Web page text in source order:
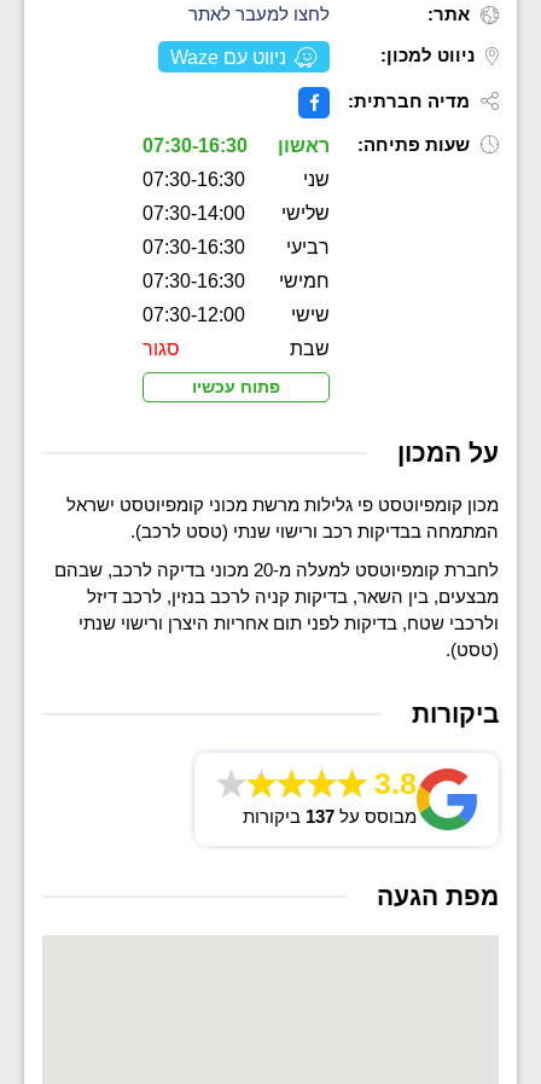
אתר:
לחצו למעבר לאתר
ניווט למכון:
ניווט עם Waze
מדיה חברתית:
שעות פתיחה: ראשון
07:30-16:30
שני
07:30-16:30
שלישי
07:30-14:00
רביעי
07:30-16:30
חמישי
07:30-16:30
שישי
07:30-12:00
שבת
סגור
פתוח עכשיו
על המכון
מכון קומפיוטסט פי גלילות מרשת מכוני קומפיוטסט ישראל
המתמחה בבדיקות רכב ורישוי שנתי (טסט לרכב).
לחברת קומפיוטסט למעלה מ-20 מכוני בדיקה לרכב, שבהם
מבצעים, בין השאר, בדיקות קניה לרכב בנזין, לרכב דיזל
ולרכבי שטח, בדיקות לפני תום אחריות היצרן ורישוי שנתי
(טסט).
ביקורות
3.8
מבוסס על 137 ביקורות
מפת הגעה